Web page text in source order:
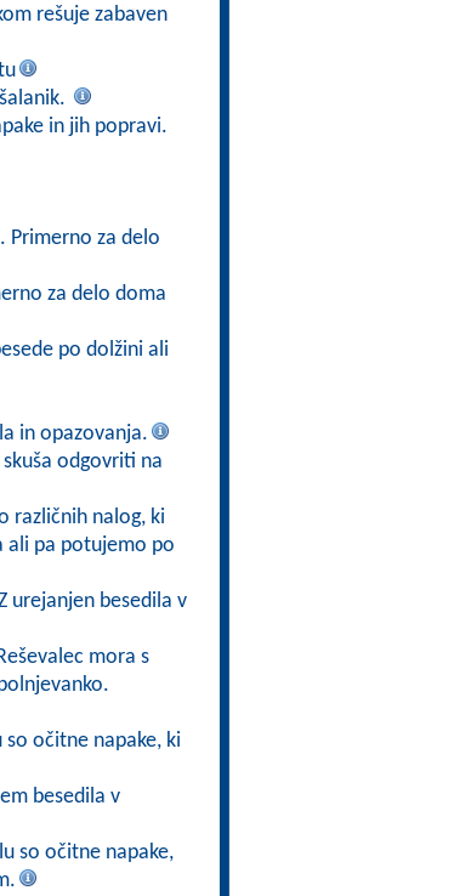
rešuje zabaven
in jih popravi.
Primerno za delo
za delo doma
po dolžini ali
in opazovanja.
odgovriti na
različnih nalog, ki
ali pa potujemo po
urejanjen besedila v
mora s
očitne napake, ki
besedila v
so očitne napake,